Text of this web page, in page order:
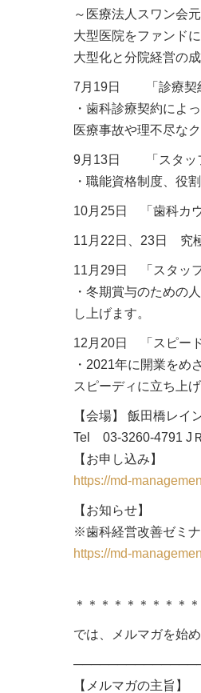
～医療法人スワン会
大型医院をファンド
大型化と分院経営の
7月19日 「診療契約
・歯科診療契約によ
医療事故や理不尽な
9月13日 「スタッフ
・職能資格制度、役
10月25日 「歯科カ
11月22日、23日 究
11月29日 「スタッ
・冬期賞与のための
し上げます。
12月20日 「スピー
・2021年に開業をめ
スピーディに立ち上
【会場】 飯田橋レ
Tel 03-3260-4791 J
【お申し込み】
https://md-
【お知らせ】
※歯科経営改善ゼミ
https://md-
＊＊＊＊＊＊＊＊＊
では、メルマガを始
【メルマガの主旨】